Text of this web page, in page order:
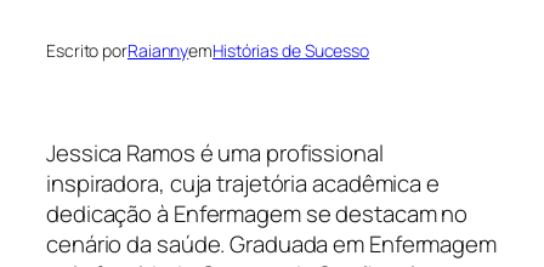
Escrito porRaiannyemHistórias de Sucesso
Jessica Ramos é uma profissional
inspiradora, cuja trajetória acadêmica e
dedicação à Enfermagem se destacam no
cenário da saúde. Graduada em Enfermagem